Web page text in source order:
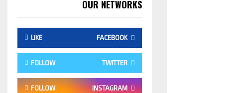
OUR NETWORKS
FACEBOOK
LIKE
TWITTER
FOLLOW
INSTAGRAM
FOLLOW